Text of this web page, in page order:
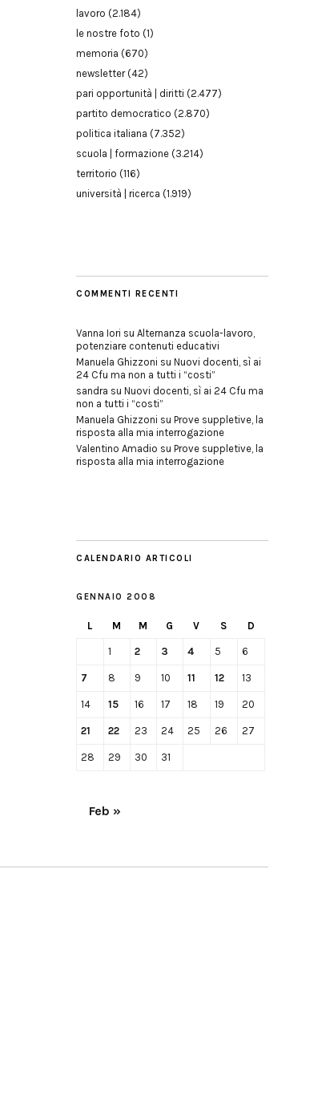
lavoro (2.184)
le nostre foto (1)
memoria (670)
newsletter(42)
pari opportunità | diritti (2.477)
partito democratico (2.870)
politica italiana (7.352)
scuola | formazione (3.214)
territorio (116)
università | ricerca (1.919)
COMMENTI RECENTI
Vanna Iori su Alternanza scuola-lavoro,
potenziare contenuti educativi
Manuela Ghizzoni su Nuovi docenti, sì ai
24 Cfu ma non a tutti i “costi”
sandra su Nuovi docenti, sì ai 24 Cfu ma
non a tutti i “costi”
Manuela Ghizzoni su Prove suppletive, la
risposta alla mia interrogazione
Valentino Amadio su Prove suppletive, la
risposta alla mia interrogazione
CALENDARIO ARTICOLI
GENNAIO 2008
L M M G V S D
1 2 3 4 5 6
7 8 9 10 11 12 13
14 15 16 17 18 19 20
21 22 23 24 25 26 27
28 29 30 31
Feb »